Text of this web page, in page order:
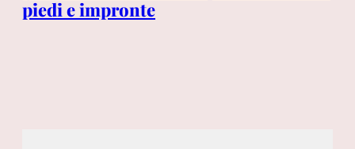
piedi e impronte